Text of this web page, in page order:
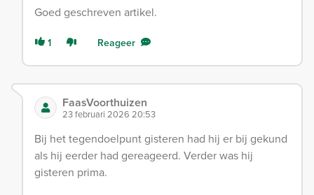
Goed geschreven artikel.
1 Reageer
FaasVoorthuizen
23 februari 2026 20:53
Bij het tegendoelpunt gisteren had hij er bij gekund
als hij eerder had gereageerd. Verder was hij
gisteren prima.